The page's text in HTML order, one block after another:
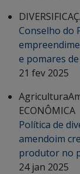
Conselho do
e pomares
21 fev 2025
Agricultura
ECONÔMICA
Política de
amendoim
produtor no
24 jan 2025